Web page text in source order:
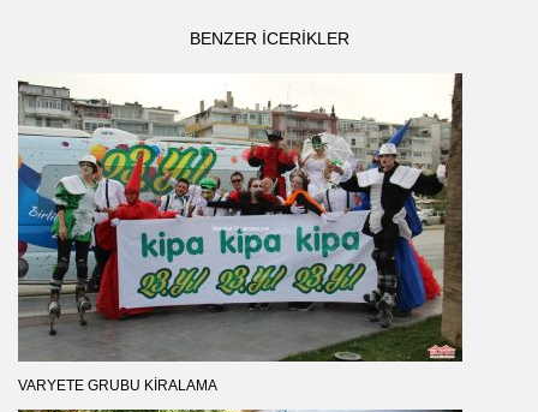
BENZER ICERIKLER
VARYETE GRUBU KIRALAMA